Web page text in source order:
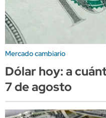
Mercado cambiario
Dólar hoy: a
7 de agosto